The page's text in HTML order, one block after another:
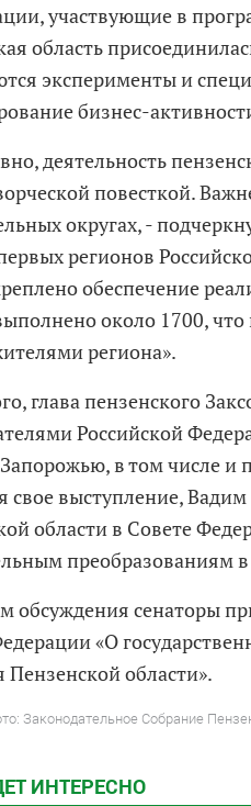
участвующие в
область
эксперименты и
бизнес-
деятельность
повесткой.
округах, -
регионов
обеспечение
около 1700,
региона».
глава пензенского
Российской
в том числе и
свое выступление,
области в Совете
преобразованиям
обсуждения сенаторы
«О
Пензенской области».
Законодательное Собрание
ИНТЕРЕСНО